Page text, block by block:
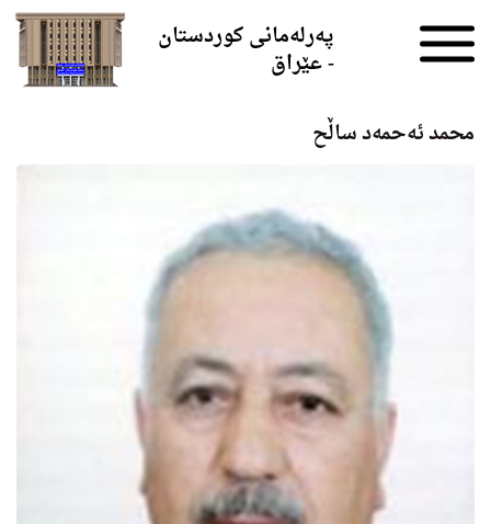
پەرلەمانی کوردستان
- عێراق
محمد ئه‌حمه‌د ساڵح